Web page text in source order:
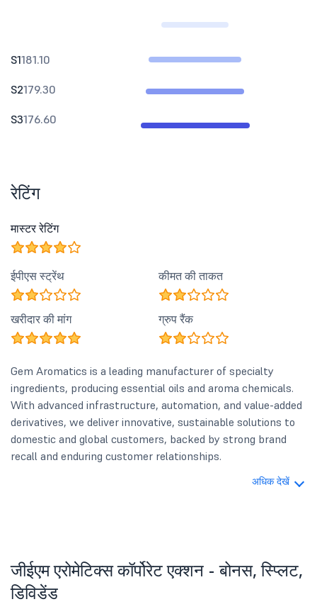
S1181.10
S2179.30
S3176.60
रेटिंग
मास्टर रेटिंग
ईपीएस स्ट्रेंथ कीमत की ताकत
खरीदार की मांग ग्रुप रैंक
Gem Aromatics is a leading manufacturer of specialty
ingredients, producing essential oils and aroma chemicals.
With advanced infrastructure, automation, and value-added
derivatives, we deliver innovative, sustainable solutions to
domestic and global customers, backed by strong brand
recall and enduring customer relationships.
अधिक देखें
जीईएम एरोमेटिक्स कॉर्पोरेट एक्शन - बोनस, स्प्लिट,
डिविडेंड